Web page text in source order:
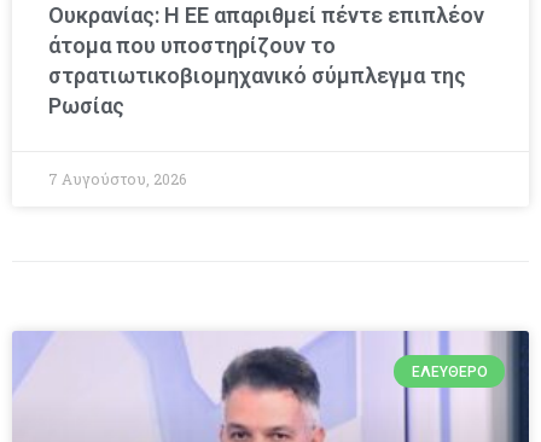
Ουκρανίας: Η ΕΕ απαριθμεί πέντε επιπλέον
άτομα που υποστηρίζουν το
στρατιωτικοβιομηχανικό σύμπλεγμα της
Ρωσίας
7 Αυγούστου, 2026
ΕΛΕΎΘΕΡΟ